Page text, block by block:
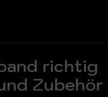
richtig
Zubehör